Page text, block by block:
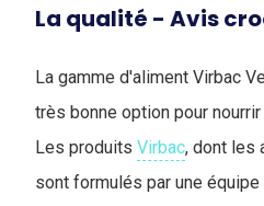
La qualité - Avis
La gamme d'aliment Virbac
très bonne option pour
Les produits Virbac, dont les
sont formulés par une équipe